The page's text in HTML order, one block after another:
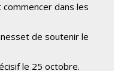
dans les
de soutenir le
le 25 octobre.